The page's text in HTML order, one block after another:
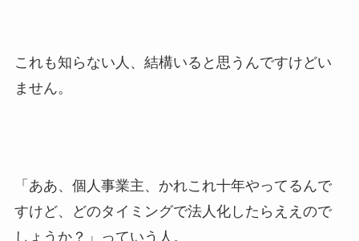
これも知らない人、結構いると思うんですけどい
ません。
「ああ、個人事業主、かれこれ十年やってるんで
すけど、どのタイミングで法人化したらええので
しょうか？」っていう人。